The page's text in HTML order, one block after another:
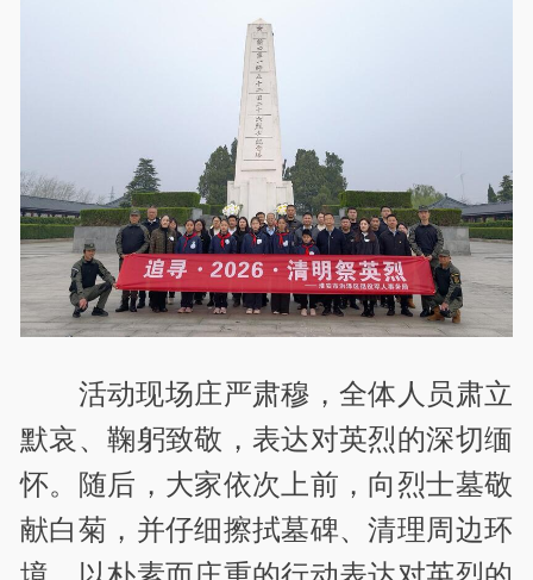
活动现场庄严肃穆，全体人员肃立
默哀、鞠躬致敬，表达对英烈的深切缅
怀。随后，大家依次上前，向烈士墓敬
献白菊，并仔细擦拭墓碑、清理周边环